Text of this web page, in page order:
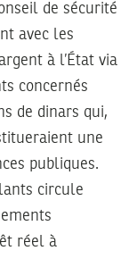
de sécurité
avec les
à l’État via
concernés
de dinars qui,
une
publiques.
circule
réel à